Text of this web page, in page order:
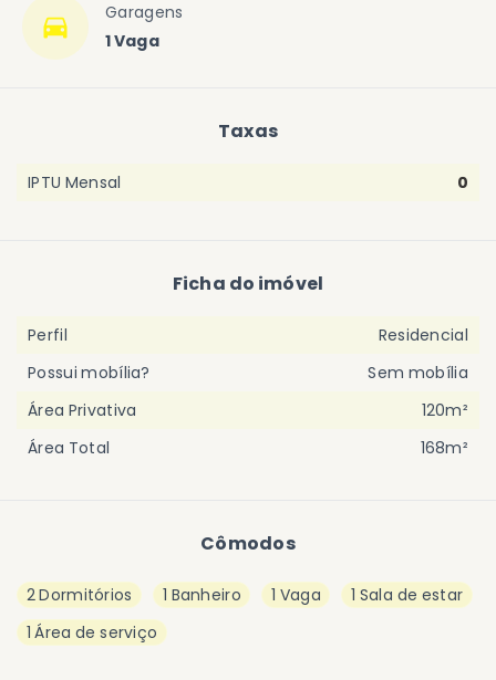
Garagens
1 Vaga
Cômodos
2 Dormitórios 1 Banheiro 1 Vaga
1 Sala de estar
1 Área de serviço
Taxas
IPTU Mensal 0
Ficha do imóvel
Perfil
Residencial
Possui mobília?
Sem mobília
Área Privativa
120m²
Área Total
168m²